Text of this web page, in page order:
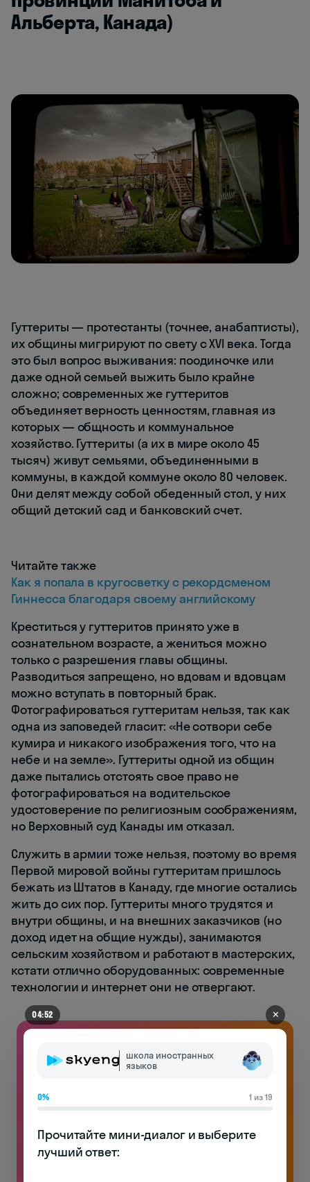
Альберта, Канада)
Гуттериты — протестанты (точнее, анабаптисты),
их общины мигрируют по свету с XVI века. Тогда
это был вопрос выживания: поодиночке или
даже одной семьей выжить было крайне
сложно; современных же гуттеритов
объединяет верность ценностям, главная из
которых — общность и коммунальное
хозяйство. Гуттериты (а их в мире около 45
тысяч) живут семьями, объединенными в
коммуны, в каждой коммуне около 80 человек.
Они делят между собой обеденный стол, у них
общий детский сад и банковский счет.
Читайте также
Как я попала в кругосветку с рекордсменом
Гиннесса благодаря своему английскому
Креститься у гуттеритов принято уже в
сознательном возрасте, а жениться можно
только с разрешения главы общины.
Разводиться запрещено, но вдовам и вдовцам
можно вступать в повторный брак.
Фотографироваться гуттеритам нельзя, так как
одна из заповедей гласит: «Не сотвори себе
кумира и никакого изображения того, что на
небе и на земле». Гуттериты одной из общин
даже пытались отстоять свое право не
фотографироваться на водительское
удостоверение по религиозным соображениям,
но Верховный суд Канады им отказал.
Служить в армии тоже нельзя, поэтому во время
Первой мировой войны гуттеритам пришлось
бежать из Штатов в Канаду, где многие остались
жить до сих пор. Гуттериты много трудятся и
внутри общины, и на внешних заказчиков (но
доход идет на общие нужды), занимаются
сельским хозяйством и работают в мастерских,
кстати отлично оборудованных: современные
технологии и интернет они не отвергают.
04:52 ✕
школа иностранных
языков
0% 1 из 19
Прочитайте мини-диалог и выберите
лучший ответ: